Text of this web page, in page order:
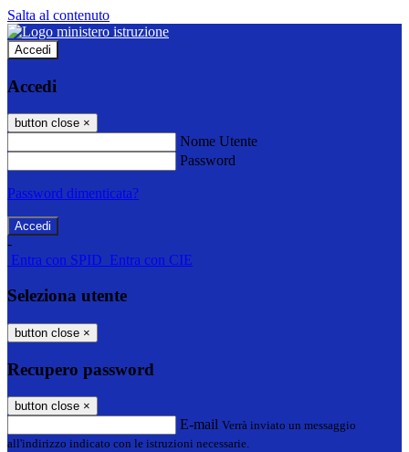
Salta al contenuto
Accedi
Accedi
button close ×
Nome Utente
Password
Password dimenticata?
-
Entra con SPID Entra con CIE
Seleziona utente
button close ×
Recupero password
button close ×
E-mail Verrà inviato un messaggio
all'indirizzo indicato con le istruzioni necessarie.